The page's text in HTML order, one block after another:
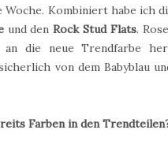
Kombiniert habe ich
und denRock Stud Flats.
die neue Trendfarbe
von dem Babyblau
Farben in den